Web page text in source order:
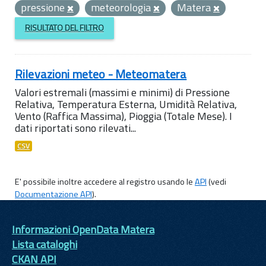
pressione
meteorologia Matera
RISULTATO DEL FILTRO
Rilevazioni meteo - Meteomatera
Valori estremali (massimi e minimi) di Pressione
Relativa, Temperatura Esterna, Umidità Relativa,
Vento (Raffica Massima), Pioggia (Totale Mese). I
dati riportati sono rilevati...
CSV
E' possibile inoltre accedere al registro usando leAPI(vedi
Documentazione API).
Informazioni OpenData Matera
Lista cataloghi
CKAN API